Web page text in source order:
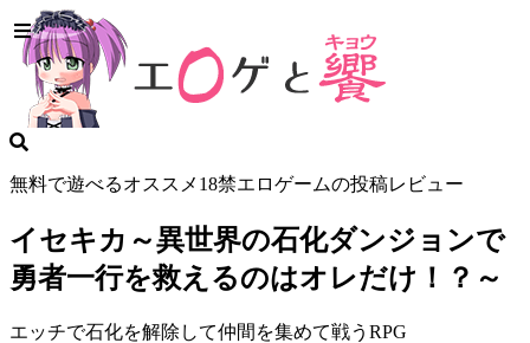
無料で遊べるオススメ18禁エロゲームの投稿レビュー
イセキカ～異世界の石化ダンジョンで
勇者一行を救えるのはオレだけ！？～
エッチで石化を解除して仲間を集めて戦うRPG